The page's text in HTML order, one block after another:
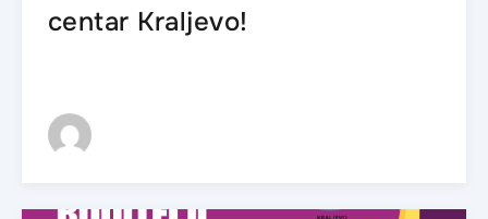
centar Kraljevo!